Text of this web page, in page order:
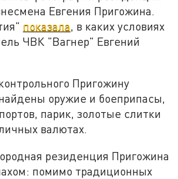
Евгения Пригожина.
показала, в каких условиях
ЧВК "Вагнер" Евгений
Пригожину
оружие и боеприпасы,
парик, золотые слитки
валютах.
резиденция Пригожина
помимо традиционных